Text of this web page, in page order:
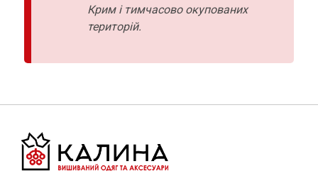
Крим і тимчасово окупованих
територій.